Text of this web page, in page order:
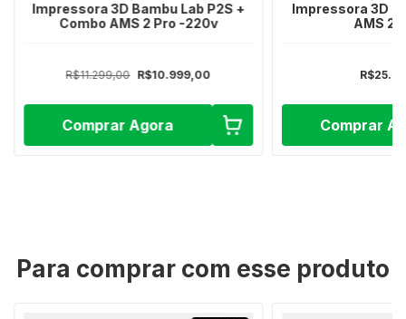
Impressora 3D Bambu Lab P2S +
Combo AMS 2 Pro -220v
R$11.299,00 R$10.999,00
Comprar Agora
Impressora 3D
AMS 2
Comprar
Para comprar com esse produto